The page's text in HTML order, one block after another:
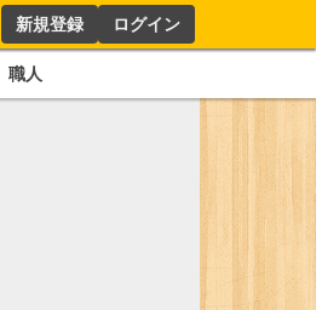
新規登録 ログイン
職人